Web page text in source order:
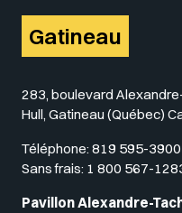
Gatineau
283, boulevard
Hull, Gatineau (Québec)
Téléphone: 819 595-3900
Sans frais: 1 800 567-
Pavillon Alexandre-